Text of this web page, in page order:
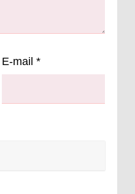
E-mail *